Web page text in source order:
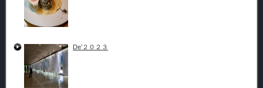
De’２０２３